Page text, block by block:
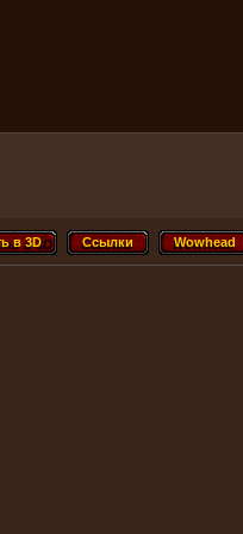
Wowhead
Wowhead
Ссылки
Ссылки
в 3D
в 3D